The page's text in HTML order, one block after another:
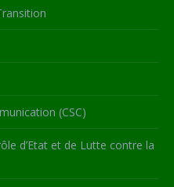
(CSC)
d’Etat et de Lutte contre la